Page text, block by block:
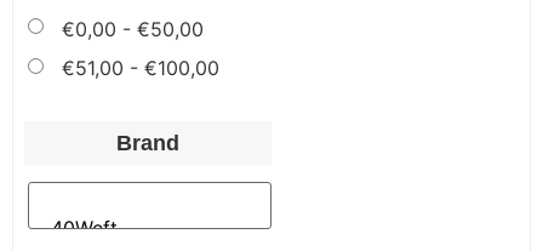
€0,00 - €50,00
€51,00 - €100,00
Brand